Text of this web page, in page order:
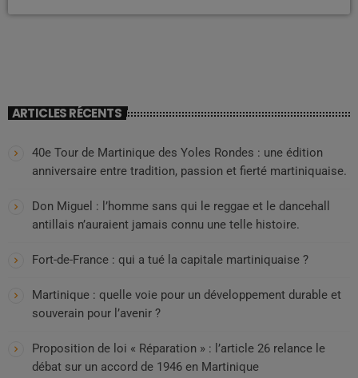
ARTICLES RÉCENTS
40e Tour de Martinique des Yoles Rondes : une édition
anniversaire entre tradition, passion et fierté martiniquaise.
Don Miguel : l’homme sans qui le reggae et le dancehall
antillais n’auraient jamais connu une telle histoire.
Fort-de-France : qui a tué la capitale martiniquaise ?
Martinique : quelle voie pour un développement durable et
souverain pour l’avenir ?
Proposition de loi « Réparation » : l’article 26 relance le
débat sur un accord de 1946 en Martinique